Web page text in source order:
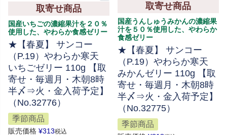
取寄せ商品
国産いちごの濃縮果汁を２０％
使用した、やわらか食感ゼリー
★【春夏】 サンコー
（P.19）やわらか寒天
いちごゼリー 110g 【取
寄せ・毎週月・木朝8時
半〆⇒火・金入荷予定】
（No.32776）
季節商品
販売価格 ¥313税込
取寄せ商品
国産うんしゅうみかんの濃縮果
汁を５０％使用した、やわらか
食感ゼリー
★【春夏】 サンコー
（P.19）やわらか寒天
みかんゼリー 110g 【取
寄せ・毎週月・木朝8時
半〆⇒火・金入荷予定】
（No.32775）
季節商品